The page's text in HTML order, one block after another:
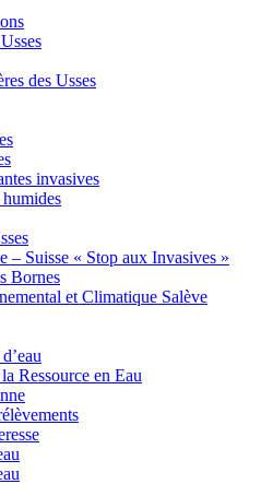
des Usses
invasives
humides
– Suisse « Stop aux Invasives »
Bornes
et Climatique Salève
Ressource en Eau